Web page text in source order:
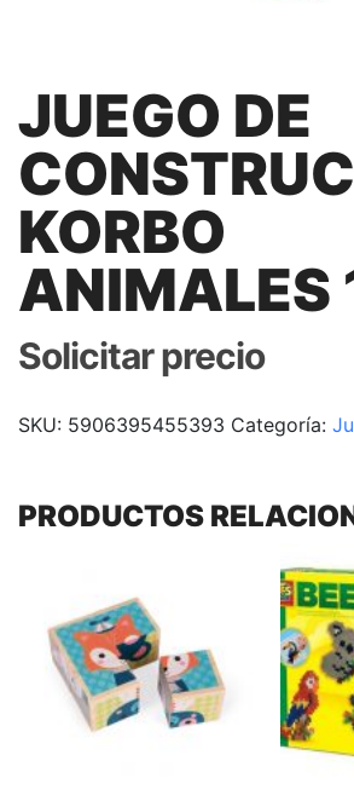
JUEGO DE
KORBO
ANIMALES
Solicitar precio
SKU: 5906395455393 Categoría:
PRODUCTOS